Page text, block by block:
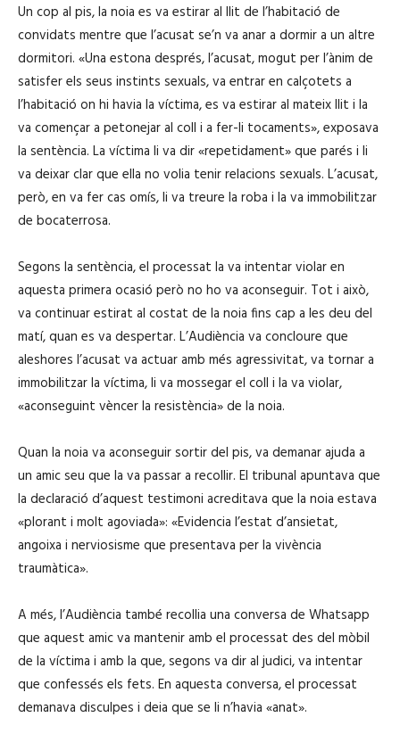
Un cop al pis, la noia es va estirar al llit de l’habitació de
convidats mentre que l’acusat se’n va anar a dormir a un altre
dormitori. «Una estona després, l’acusat, mogut per l’ànim de
satisfer els seus instints sexuals, va entrar en calçotets a
l’habitació on hi havia la víctima, es va estirar al mateix llit i la
va començar a petonejar al coll i a fer-li tocaments», exposava
la sentència. La víctima li va dir «repetidament» que parés i li
va deixar clar que ella no volia tenir relacions sexuals. L’acusat,
però, en va fer cas omís, li va treure la roba i la va immobilitzar
de bocaterrosa.
Segons la sentència, el processat la va intentar violar en
aquesta primera ocasió però no ho va aconseguir. Tot i això,
va continuar estirat al costat de la noia fins cap a les deu del
matí, quan es va despertar. L’Audiència va concloure que
aleshores l’acusat va actuar amb més agressivitat, va tornar a
immobilitzar la víctima, li va mossegar el coll i la va violar,
«aconseguint vèncer la resistència» de la noia.
Quan la noia va aconseguir sortir del pis, va demanar ajuda a
un amic seu que la va passar a recollir. El tribunal apuntava que
la declaració d’aquest testimoni acreditava que la noia estava
«plorant i molt agoviada»: «Evidencia l’estat d’ansietat,
angoixa i nerviosisme que presentava per la vivència
traumàtica».
A més, l’Audiència també recollia una conversa de Whatsapp
que aquest amic va mantenir amb el processat des del mòbil
de la víctima i amb la que, segons va dir al judici, va intentar
que confessés els fets. En aquesta conversa, el processat
demanava disculpes i deia que se li n’havia «anat».